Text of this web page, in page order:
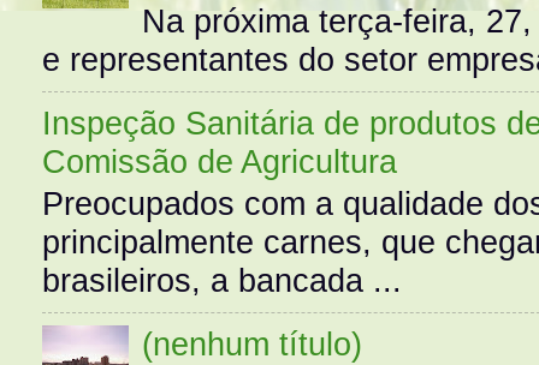
Na próxima terça-feira,
e representantes do setor
Inspeção Sanitária de produtos
Comissão de Agricultura
Preocupados com a qualidade
principalmente carnes, que
brasileiros, a bancada ...
(nenhum título)